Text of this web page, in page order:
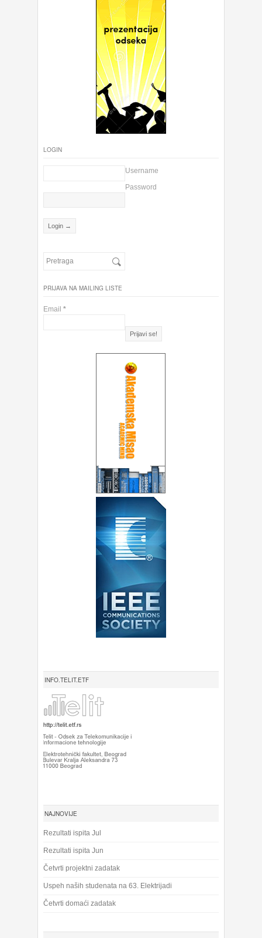
LOGIN
Username
Password
PRIJAVA NA MAILING LISTE
Email *
INFO.TELIT.ETF
NAJNOVIJE
Rezultati ispita Jul
Rezultati ispita Jun
Četvrti projektni zadatak
Uspeh naših studenata na 63. Elektrijadi
Četvrti domaći zadatak